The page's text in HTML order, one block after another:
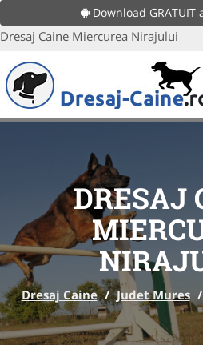
Download GRATUIT
Dresaj Caine Miercurea Nirajului
DRESAJ
Dresaj Caine / Judet Mures /